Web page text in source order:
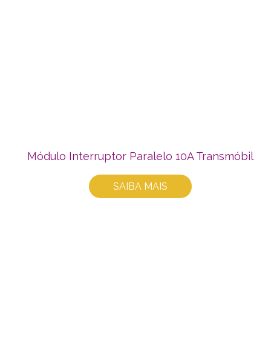
Módulo Interruptor Paralelo 10A Transmóbil
SAIBA MAIS